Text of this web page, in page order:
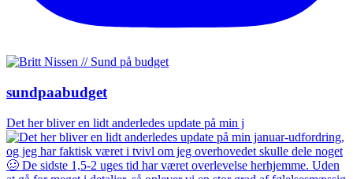
sundpaabudget
Det her bliver en lidt anderledes update på min j